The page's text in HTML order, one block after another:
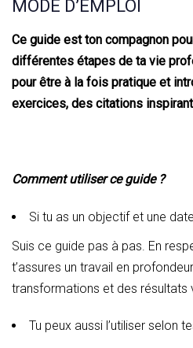
MODE D’EMPLOI
Ce guide est ton compagnon
différentes étapes de ta vie
pour être à la fois pratique et
exercices, des citations
Comment utiliser ce guide ?
Si tu as un objectif et une
Suis ce guide pas à pas. En
t’assures un travail en
transformations et des résultats
Tu peux aussi l’utiliser selon